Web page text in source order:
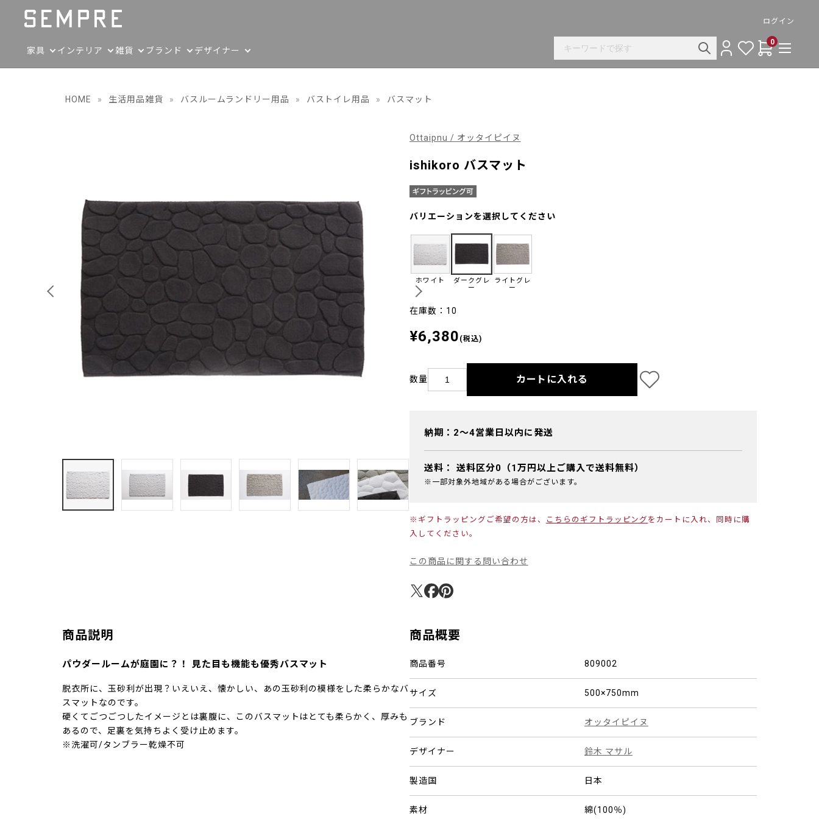
ログイン
家具 インテリア 雑貨 ブランド デザイナー
0
HOME » 生活用品雑貨 » バスルームランドリー用品 » バストイレ用品 » バスマット
Ottaipnu / オッタイピイヌ
ishikoro バスマット
バリエーションを選択してください
ホワイト
ダークグレ
ー
ライトグレ
ー
在庫数：10
¥6,380 (税込)
数量 カートに入れる
納期：2～4営業日以内に発送
送料： 送料区分0（1万円以上ご購入で送料無料）
※一部対象外地域がある場合がございます。
※ギフトラッピングご希望の方は、 こちらのギフトラッピング をカートに入れ、同時に購
入してください。
この商品に関する問い合わせ
商品説明
パウダールームが庭園に？！ 見た目も機能も優秀バスマット
脱衣所に、玉砂利が出現？いえいえ、懐かしい、あの玉砂利の模様をした柔らかなバ
スマットなのです。
硬くてごつごつしたイメージとは裏腹に、このバスマットはとても柔らかく、厚みも
あるので、足裏を気持ちよく受け止めます。
※洗濯可/タンブラー乾燥不可
商品概要
商品番号 809002
サイズ 500×750mm
ブランド オッタイピイヌ
デザイナー 鈴木 マサル
製造国 日本
素材 綿(100％)